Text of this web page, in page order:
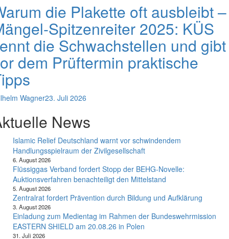
die Plakette oft ausbleibt –
Spitzenreiter 2025: KÜS
die Schwachstellen und gibt
dem Prüftermin praktische
Wagner23. Juli 2026
News
Islamic Relief Deutschland warnt vor schwindendem
Handlungsspielraum der Zivilgesellschaft
6. August 2026
Flüssiggas Verband fordert Stopp der BEHG-Novelle:
Auktionsverfahren benachteiligt den Mittelstand
5. August 2026
Zentralrat fordert Prävention durch Bildung und Aufklärung
3. August 2026
Einladung zum Medientag im Rahmen der Bundeswehrmission
EASTERN SHIELD am 20.08.26 in Polen
31. Juli 2026